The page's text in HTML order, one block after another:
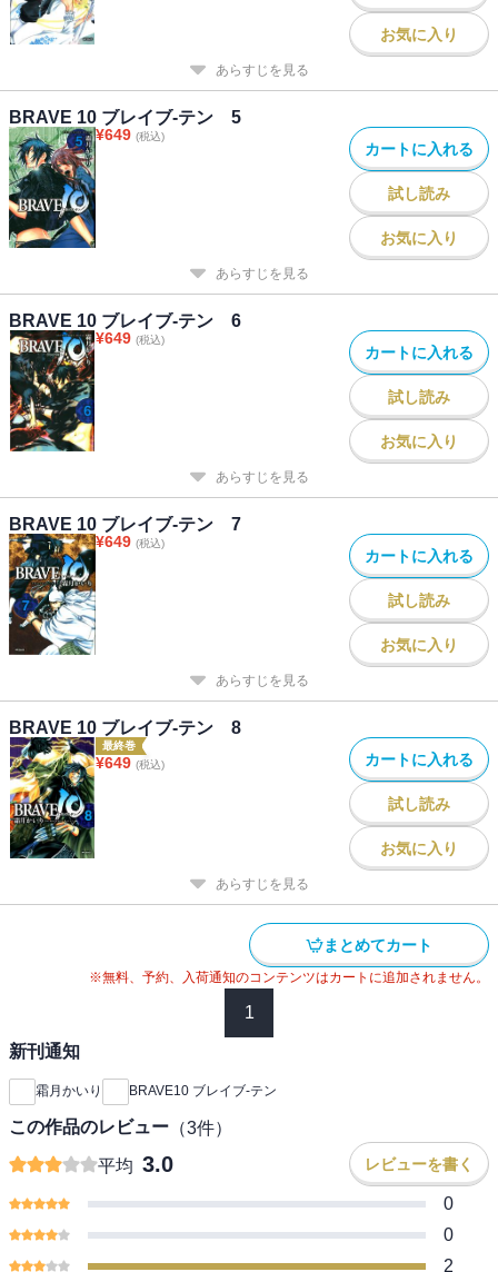
お気に入り
あらすじを見る
BRAVE 10 ブレイブ-テン 5
¥649 (税込)
カートに入れる
試し読み
お気に入り
あらすじを見る
BRAVE 10 ブレイブ-テン 6
¥649 (税込)
カートに入れる
試し読み
お気に入り
あらすじを見る
BRAVE 10 ブレイブ-テン 7
¥649 (税込)
カートに入れる
試し読み
お気に入り
あらすじを見る
BRAVE 10 ブレイブ-テン 8
最終巻
¥649 (税込) カートに入れる
試し読み
お気に入り
あらすじを見る
まとめてカート
※無料、予約、入荷通知のコンテンツはカートに追加されません。
1
新刊通知
霜月かいり BRAVE10 ブレイブ-テン
この作品のレビュー （3件）
平均 3.0 レビューを書く
0
0
2